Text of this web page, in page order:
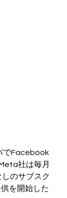
でFacebook
社は毎月
のサブスク
を開始した